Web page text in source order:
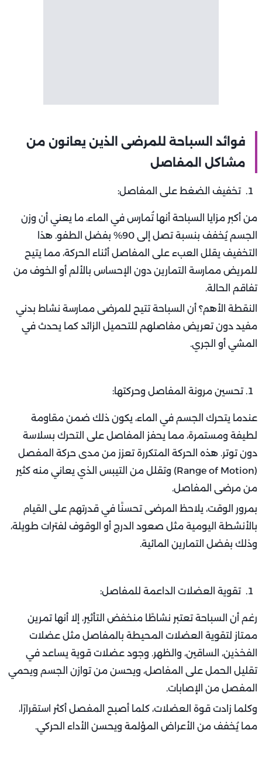
فوائد السباحة للمرضى الذين يعانون من
مشاكل المفاصل
تخفيف الضغط على المفاصل:
من أكبر مزايا السباحة أنها تُمارس في الماء، ما يعني أن وزن
الجسم يُخفف بنسبة تصل إلى 90% بفضل الطفو. هذا
التخفيف يقلل العبء على المفاصل أثناء الحركة، مما يتيح
للمريض ممارسة التمارين دون الإحساس بالألم أو الخوف من
تفاقم الحالة.
النقطة الأهم؟ أن السباحة تتيح للمرضى ممارسة نشاط بدني
مفيد دون تعريض مفاصلهم للتحميل الزائد كما يحدث في
المشي أو الجري.
تحسين مرونة المفاصل وحركتها:
عندما يتحرك الجسم في الماء، يكون ذلك ضمن مقاومة
لطيفة ومستمرة، مما يحفز المفاصل على التحرك بسلاسة
دون توتر. هذه الحركة المتكررة تعزز من مدى حركة المفصل
(Range of Motion) وتقلل من التيبس الذي يعاني منه كثير
من مرضى المفاصل.
بمرور الوقت، يلاحظ المرضى تحسنًا في قدرتهم على القيام
بالأنشطة اليومية مثل صعود الدرج أو الوقوف لفترات طويلة،
وذلك بفضل التمارين المائية.
تقوية العضلات الداعمة للمفاصل:
رغم أن السباحة تعتبر نشاطًا منخفض التأثير، إلا أنها تمرين
ممتاز لتقوية العضلات المحيطة بالمفاصل مثل عضلات
الفخذين، الساقين، والظهر. وجود عضلات قوية يساعد في
تقليل الحمل على المفاصل، ويحسن من توازن الجسم ويحمي
المفصل من الإصابات.
وكلما زادت قوة العضلات، كلما أصبح المفصل أكثر استقرارًا،
مما يُخفف من الأعراض المؤلمة ويحسن الأداء الحركي.